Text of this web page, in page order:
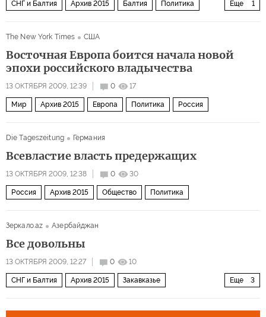
Еще 1
СНГ и Балтия Архив 2015 Балтия Политика
The New York Times
США
Восточная Европа боится начала новой
эпохи российского владычества
13 ОКТЯБРЯ 2009, 12:39 0 17
Мир Архив 2015 Европа Политика Россия
Die Tageszeitung Германия
Всевластие власть предержащих
13 ОКТЯБРЯ 2009, 12:38 0 30
Россия Архив 2015 Общество Политика
Зеркало.az Азербайджан
Все довольны
13 ОКТЯБРЯ 2009, 12:27 0 10
Еще 3
СНГ и Балтия Архив 2015 Закавказье